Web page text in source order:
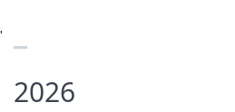
'
2026